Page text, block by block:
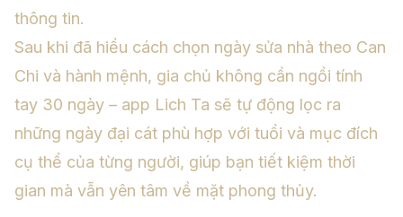
thông tin.
Sau khi đã hiểu cách chọn ngày sửa nhà theo Can
Chi và hành mệnh, gia chủ không cần ngồi tính
tay 30 ngày – app Lich Ta sẽ tự động lọc ra
những ngày đại cát phù hợp với tuổi và mục đích
cụ thể của từng người, giúp bạn tiết kiệm thời
gian mà vẫn yên tâm về mặt phong thủy.